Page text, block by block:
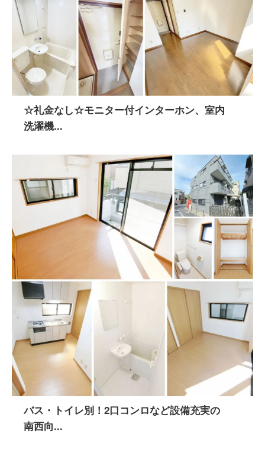
☆礼金なし☆モニター付インターホン、室内
洗濯機...
バス・トイレ別！2口コンロなど設備充実の
南西向...